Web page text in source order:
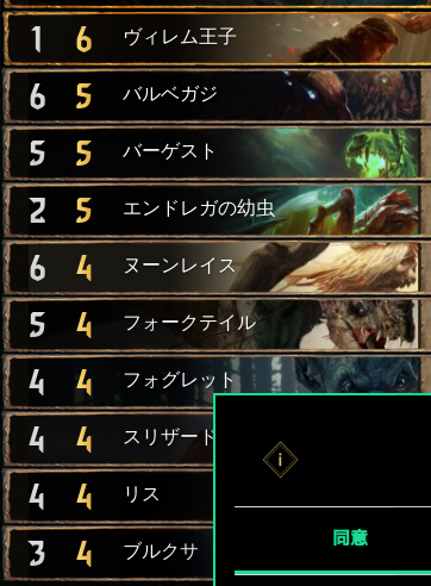
同意
1 6 ヴィレム王子
6 5 バルベガジ
5 5 バーゲスト
2 5 エンドレガの幼虫
6 4 ヌーンレイス
5 4 フォークテイル
4 4 フォグレット
4 4 スリザード
4 4 リス
3 4 ブルクサ